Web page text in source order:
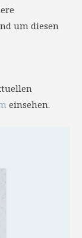
um diesen
einsehen.